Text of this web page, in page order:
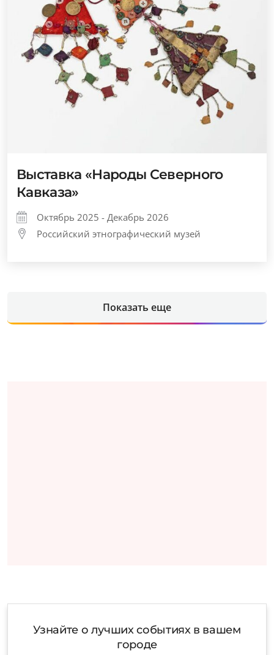
Выставка «Народы Северного
Кавказа»
Октябрь 2025 - Декабрь 2026
Российский этнографический музей
Показать еще
Узнайте о лучших событиях в вашем
городе